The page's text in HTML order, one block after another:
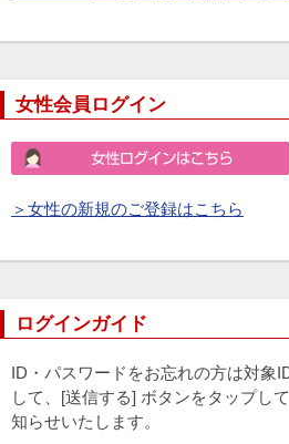
女性会員ログイン
＞女性の新規のご登録はこちら
ログインガイド
ID・パスワードをお忘れの方は対象
して、[送信する] ボタンをタップし
知らせいたします。